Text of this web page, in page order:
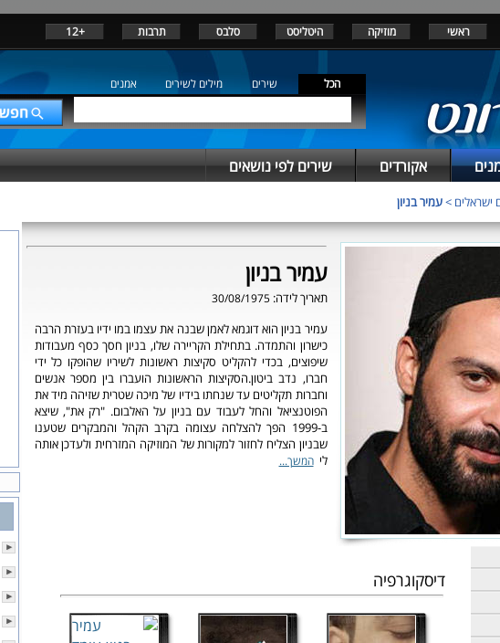
ראשי מוזיקה היטליסט סלבס תרבות +12
הכל שירים מילים לשירים אמנים
אקורדים שירים לפי נושאים
ישראלים >עמיר בניון
עמיר בניון
תאריך לידה:30/08/1975
עמיר בניון הוא דוגמא לאמן שבנה את עצמו במו ידיו בעזרת הרבה
כישרון והתמדה. בתחילת הקריירה שלו, בניון חסך כסף מעבודות
שיפוצים, בכדי להקליט סקיצות ראשונות לשיריו שהופקו כל ידי
חברו, נדב ביטון.הסקיצות הראשונות הועברו בין מספר אנשים
וחברות תקליטים עד שנחתו בידיו של מיכה שטרית שזיהה מיד את
הפוטנציאל והחל לעבוד עם בניון על האלבום. "רק את", שיצא
ב-1999 הפך להצלחה עצומה בקרב הקהל והמבקרים שטענו
שבניון הצליח לחזור למקורות של המוזיקה המזרחית ולעדכן אותה
ליהמשך...
דיסקוגרפיה